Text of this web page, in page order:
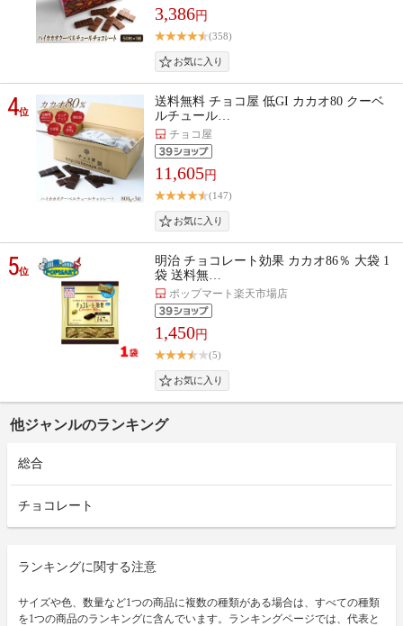
3,386円
(358)
4位
送料無料 チョコ屋 低GI カカオ80 クーベ
ルチュール…
チョコ屋
11,605円
(147)
5位
明治 チョコレート効果 カカオ86％ 大袋 1
袋 送料無…
ポップマート楽天市場店
1,450円
(5)
他ジャンルのランキング
総合
チョコレート
ランキングに関する注意
サイズや色、数量など1つの商品に複数の種類がある場合は、すべての種類
を1つの商品のランキングに含んでいます。ランキングページでは、代表と